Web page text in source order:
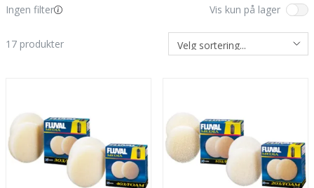
Ingen filter Vis kun på lager
17 produkter